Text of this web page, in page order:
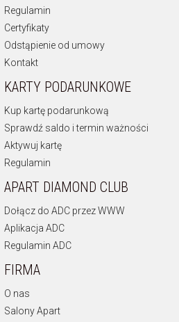
Regulamin
Certyfikaty
Odstąpienie od umowy
Kontakt
KARTY PODARUNKOWE
Kup kartę podarunkową
Sprawdź saldo i termin ważności
Aktywuj kartę
Regulamin
APART DIAMOND CLUB
Dołącz do ADC przez WWW
Aplikacja ADC
Regulamin ADC
FIRMA
O nas
Salony Apart